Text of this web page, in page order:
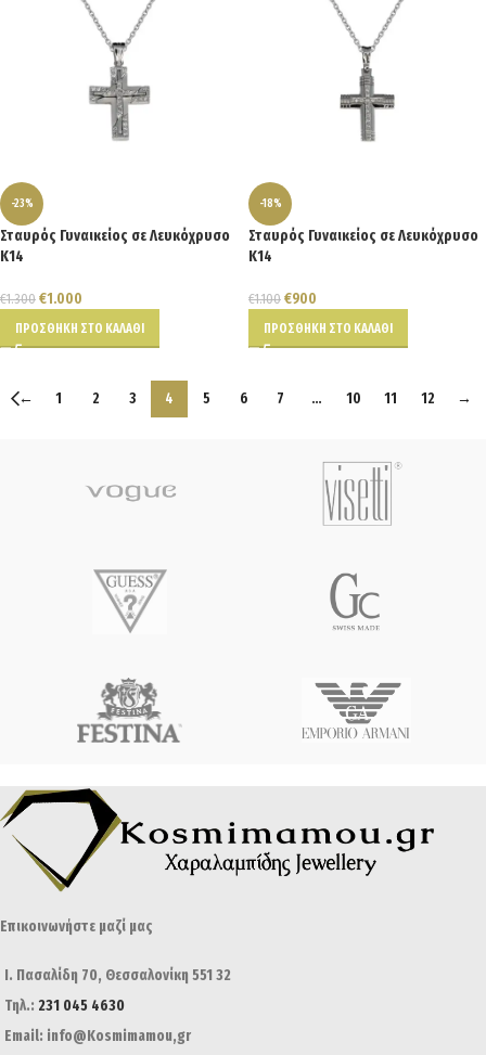
-23%
Σταυρός Γυναικείος σε Λευκόχρυσο
Κ14
€1.300 €1.000
ΠΡΟΣΘΉΚΗ ΣΤΟ ΚΑΛΆΘΙ
-18%
Σταυρός Γυναικείος σε Λευκόχρυσο
Κ14
€1.100 €900
ΠΡΟΣΘΉΚΗ ΣΤΟ ΚΑΛΆΘΙ
← 1 2 3 4 5 6 7 … 10 11 12 →
Επικοινωνήστε μαζί μας
Ι. Πασαλίδη 70, Θεσσαλονίκη 551 32
Τηλ.: 231 045 4630
Email: info@Kosmimamou,gr